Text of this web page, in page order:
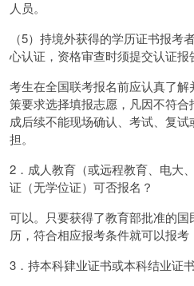
人员。
（5）持境外获得的学历证书报考
心认证，资格审查时须提交认证报
考生在全国联考报名前应认真了
策要求选择填报志愿，凡因不符
成后续不能现场确认、考试、复
担。
2．成人教育（或远程教育、电大
证（无学位证）可否报名？
可以。只要获得了教育部批准的
历，符合相应报考条件就可以报考
3．持本科肄业证书或本科结业证